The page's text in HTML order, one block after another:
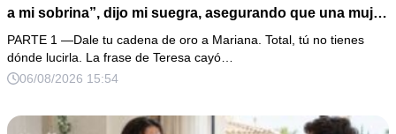
a mi sobrina”, dijo mi suegra, asegurando que una mujer
con las manos marcadas por espinas no merecía 50
gramos de oro. Mi esposo guardó silencio, así que
obedecí con calma y le pedí que preparara la fiesta. Ella
completo que había intentado ocultar.
PARTE 1 —Dale tu cadena de oro a Mariana. Total, tú no tienes
dónde lucirla. La frase de Teresa cayó…
06/08/2026 15:54